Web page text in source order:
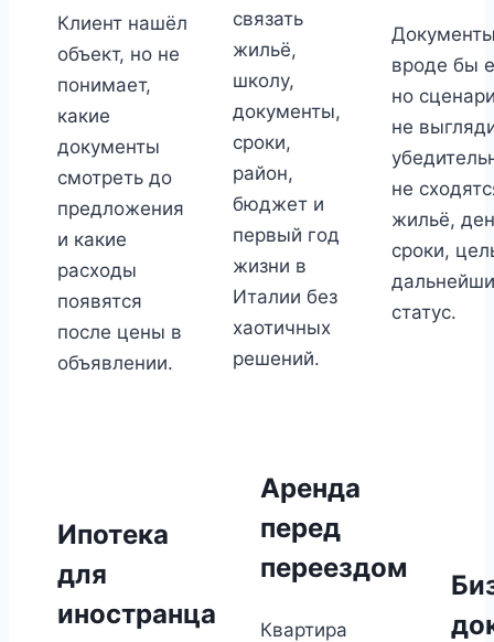
Клиент нашёл
объект, но не
понимает,
какие
документы
смотреть до
предложения
и какие
расходы
появятся
после цены в
объявлении.
связать
жильё,
школу,
документы,
сроки,
район,
бюджет и
первый год
жизни в
Италии без
хаотичных
решений.
вроде бы
но
не
не
жильё,
сроки,
статус.
Ипотека
для
иностранца
Аренда
перед
переездом
Квартира